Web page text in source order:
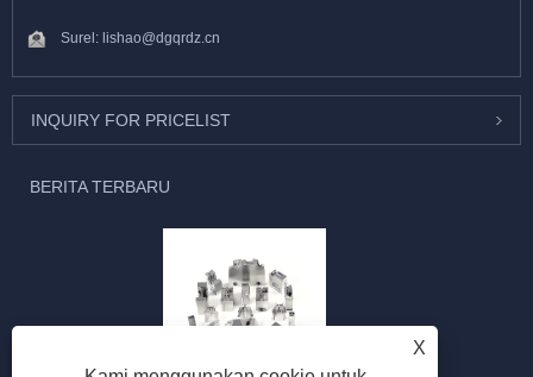
Surel: lishao@dgqrdz.cn
INQUIRY FOR PRICELIST
BERITA TERBARU
X